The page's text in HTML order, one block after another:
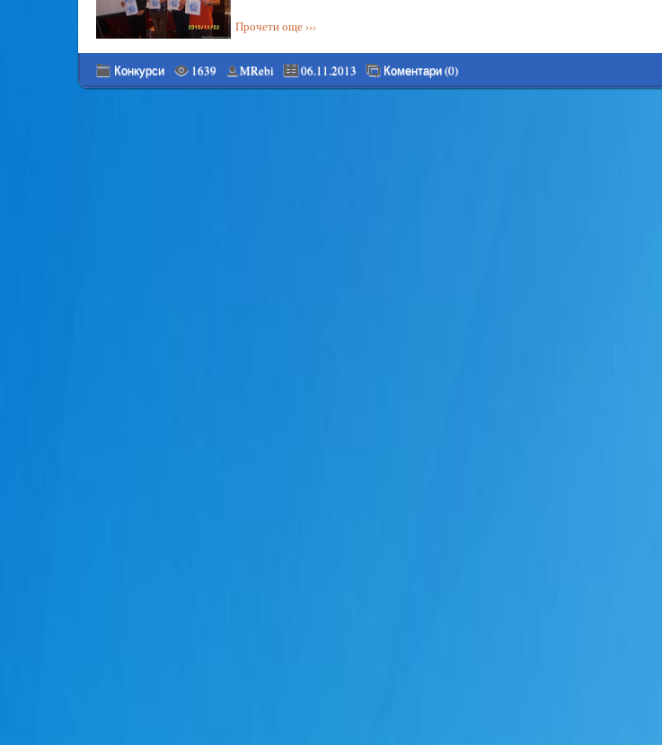
Прочети още ›››
Конкурси 1639 MRebi 06.11.2013 Коментари (0)